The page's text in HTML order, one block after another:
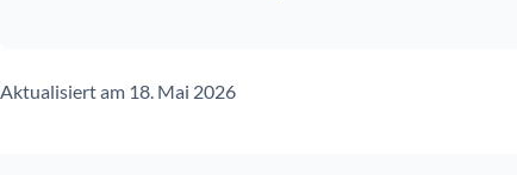
Aktualisiert am 18. Mai 2026